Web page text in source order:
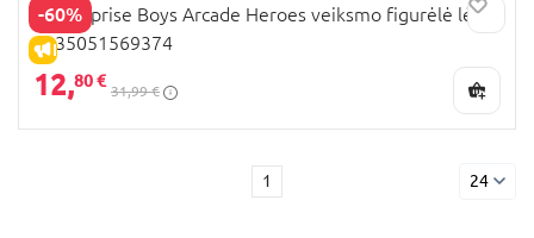
-60%
IŠPARDAVIMAS
LOL Suprise Boys Arcade Heroes veiksmo figurėlė lėlė,
0035051569374
12,80 €
31,99 €
1 24